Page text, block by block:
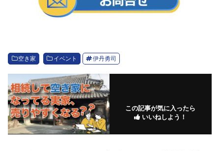
空き家 イベント 伊丹勇司
この記事が気に入ったら
いいねしよう！